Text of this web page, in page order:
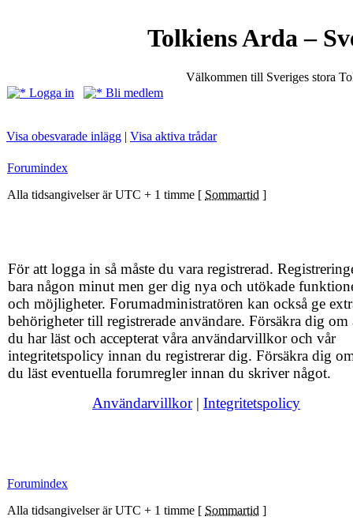
Tolkiens Arda –
Välkommen till Sveriges stora
Logga in
Bli medlem
Visa obesvarade inlägg | Visa aktiva trådar
Forumindex
Alla tidsangivelser är UTC + 1 timme [ Sommartid ]
För att logga in så måste du vara registrerad.
bara någon minut men ger dig nya och utökade
och möjligheter. Forumadministratören kan också ge
behörigheter till registrerade användare. Försäkra dig om
du har läst och accepterat våra användarvillkor och vår
integritetspolicy innan du registrerar dig. Försäkra dig
du läst eventuella forumregler innan du skriver något.
Användarvillkor| Integritetspolicy
Forumindex
Alla tidsangivelser är UTC + 1 timme [ Sommartid ]